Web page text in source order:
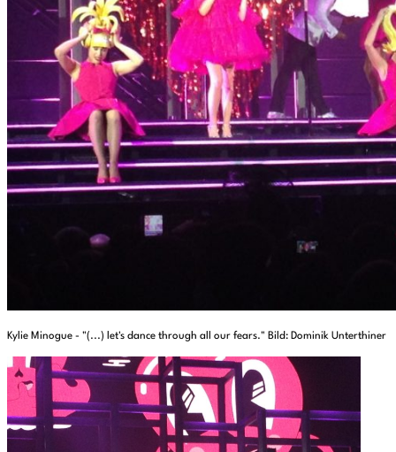
Kylie Minogue - "(...) let's dance through all our fears." Bild: Dominik Unterthiner